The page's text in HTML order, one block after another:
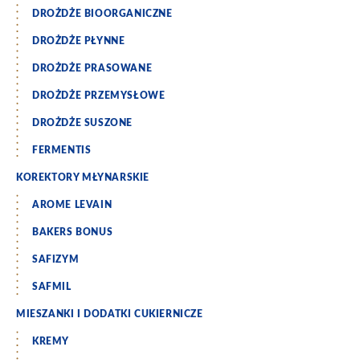
DROŻDŻE BIOORGANICZNE
DROŻDŻE PŁYNNE
DROŻDŻE PRASOWANE
DROŻDŻE PRZEMYSŁOWE
DROŻDŻE SUSZONE
FERMENTIS
KOREKTORY MŁYNARSKIE
AROME LEVAIN
BAKERS BONUS
SAFIZYM
SAFMIL
MIESZANKI I DODATKI CUKIERNICZE
KREMY